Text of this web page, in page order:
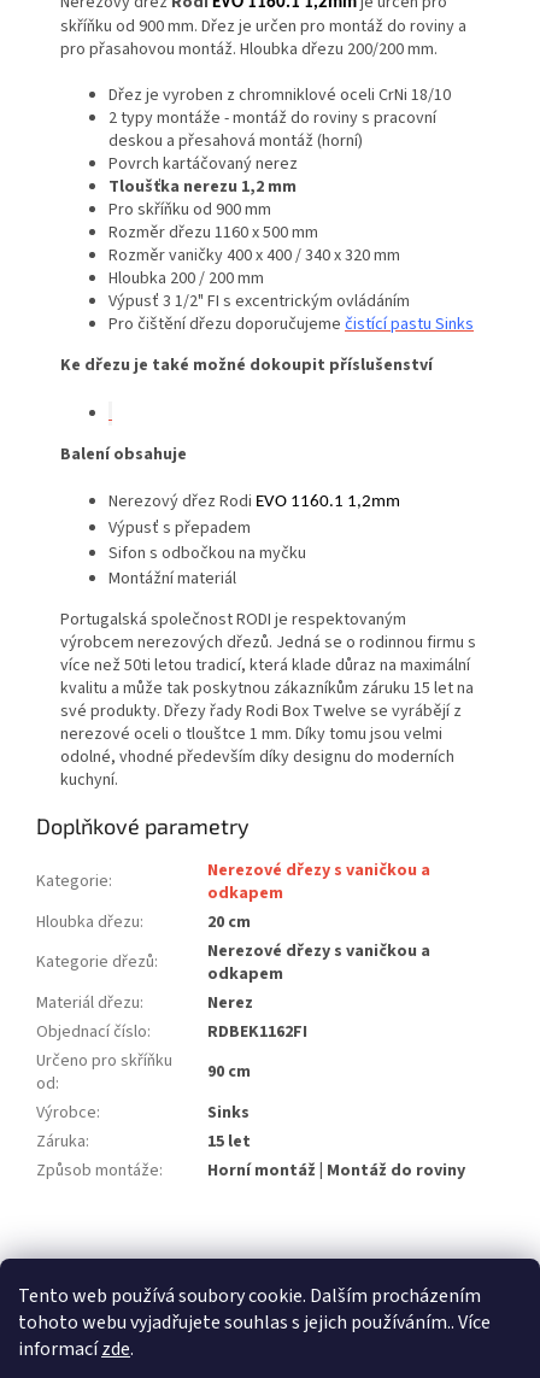
Tento web používá soubory cookie. Dalším procházením
tohoto webu vyjadřujete souhlas s jejich používáním.. Více
informacízde.
skříňku od 900 mm. Dřez je určen pro montáž do roviny a
pro přasahovou montáž. Hloubka dřezu 200/200 mm.
Dřez je vyroben z chromniklové oceli CrNi 18/10
2 typy montáže - montáž do roviny s pracovní
deskou a přesahová montáž (horní)
Povrch kartáčovaný nerez
Tloušťka nerezu 1,2 mm
Pro skříňku od 900 mm
Rozměr dřezu 1160 x 500 mm
Rozměr vaničky 400 x 400 / 340 x 320 mm
Hloubka 200 / 200 mm
Výpusť 3 1/2" FI s excentrickým ovládáním
Pro čištění dřezu doporučujeme čistící pastu Sinks
Ke dřezu je také možné dokoupit příslušenství
Balení obsahuje
Nerezový dřez Rodi EVO 1160.1 1,2mm
Výpusť s přepadem
Sifon s odbočkou na myčku
Montážní materiál
Portugalská společnost RODI je respektovaným
výrobcem nerezových dřezů. Jedná se o rodinnou firmu s
více než 50ti letou tradicí, která klade důraz na maximální
kvalitu a může tak poskytnou zákazníkům záruku 15 let na
své produkty. Dřezy řady Rodi Box Twelve se vyrábějí z
nerezové oceli o tlouštce 1 mm. Díky tomu jsou velmi
odolné, vhodné především díky designu do moderních
kuchyní.
Doplňkové parametry
Kategorie:
Nerezové dřezy s vaničkou a
odkapem
Hloubka dřezu:
20 cm
Kategorie dřezů:
Nerezové dřezy s vaničkou a
odkapem
Materiál dřezu:
Nerez
Objednací číslo:
RDBEK1162FI
Určeno pro skříňku
od:
90 cm
Výrobce:
Sinks
Záruka:
15 let
Způsob montáže: Horní montáž | Montáž do roviny
á
stavební pouzdra SCRIGNO